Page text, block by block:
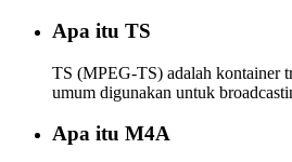
Apa itu TS
TS (MPEG-TS) adalah kontainer
umum digunakan untuk
Apa itu M4A